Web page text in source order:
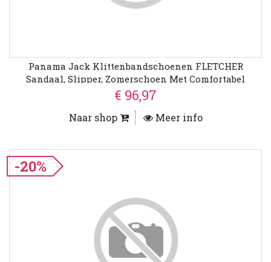
Panama Jack Klittenbandschoenen FLETCHER
Sandaal, Slipper, Zomerschoen Met Comfortabel
Voetbed
€ 96,97
Naar shop Meer info
-20%